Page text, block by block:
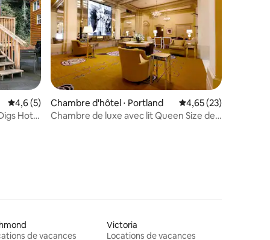
: 4,64 sur 5
Évaluation moyenne sur la base de 5 commentaires : 4,6 sur 5
4,6 (5)
Hotel
Chambre d'hôtel ⋅ Portland Évaluation moyenne
4,65 (23)
Chambre de luxe avec lit Queen Size de
de vacances
Victoria
Locations de vacances